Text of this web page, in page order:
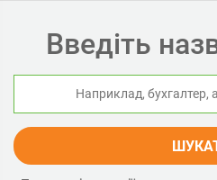
Введіть